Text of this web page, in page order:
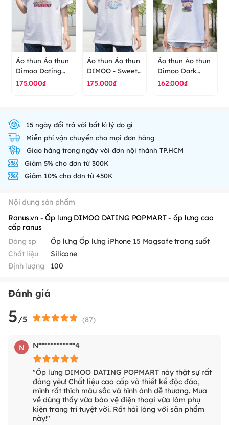
Áo thun Áo thun
Dimoo Dating
Date - POP
175.000₫
Áo thun Áo thun
DIMOO - Sweet
Together - áo
175.000₫
Áo thun Áo thun
Dimoo Dark
Rose - Forest
162.000₫
15 ngày đổi trả với bất kì lý do gì
Miễn phí vận chuyển cho mọi đơn hàng
Giao hàng trong ngày với đơn nội thành TP.HCM
Giảm 5% cho đơn từ 300K
Giảm 10% cho đơn từ 450K
Nội dung sản phẩm
Ranus.vn - Ốp lưng DIMOO DATING POPMART - ốp lưng cao
cấp ranus
Dòng sp
Ốp lưng Ốp lưng iPhone 15 Magsafe trong suốt
Chất liệu
Silicone
Định lượng
100
Đánh giá
5/5 (87)
N N************4
"Ốp lưng DIMOO DATING POPMART này thật sự rất
đáng yêu! Chất liệu cao cấp và thiết kế độc đáo,
mình rất thích màu sắc và hình ảnh dễ thương. Mua
về dùng thấy vừa bảo vệ điện thoại vừa làm phụ
kiện trang trí tuyệt vời. Rất hài lòng với sản phẩm
này!"